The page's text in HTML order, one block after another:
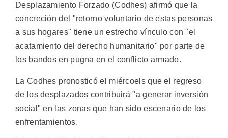
Desplazamiento Forzado (Codhes) afirmó que la
concreción del "retorno voluntario de estas personas
a sus hogares" tiene un estrecho vínculo con "el
acatamiento del derecho humanitario" por parte de
los bandos en pugna en el conflicto armado.
La Codhes pronosticó el miércoels que el regreso
de los desplazados contribuirá "a generar inversión
social" en las zonas que han sido escenario de los
enfrentamientos.